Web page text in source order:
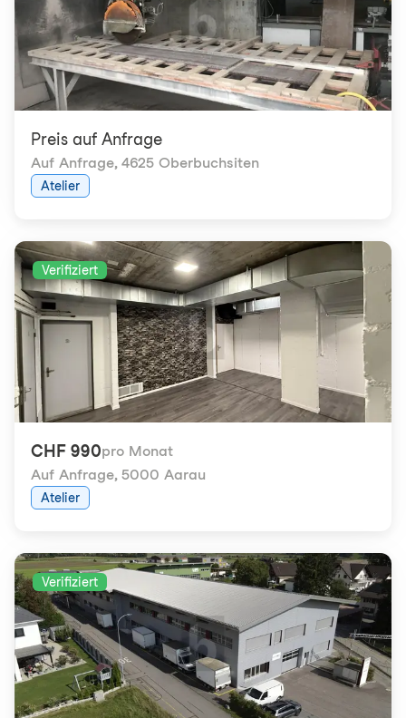
Preis auf Anfrage
Auf Anfrage, 4625 Oberbuchsiten
Atelier
Verifiziert
CHF 990pro Monat
Auf Anfrage, 5000 Aarau
Atelier
Verifiziert